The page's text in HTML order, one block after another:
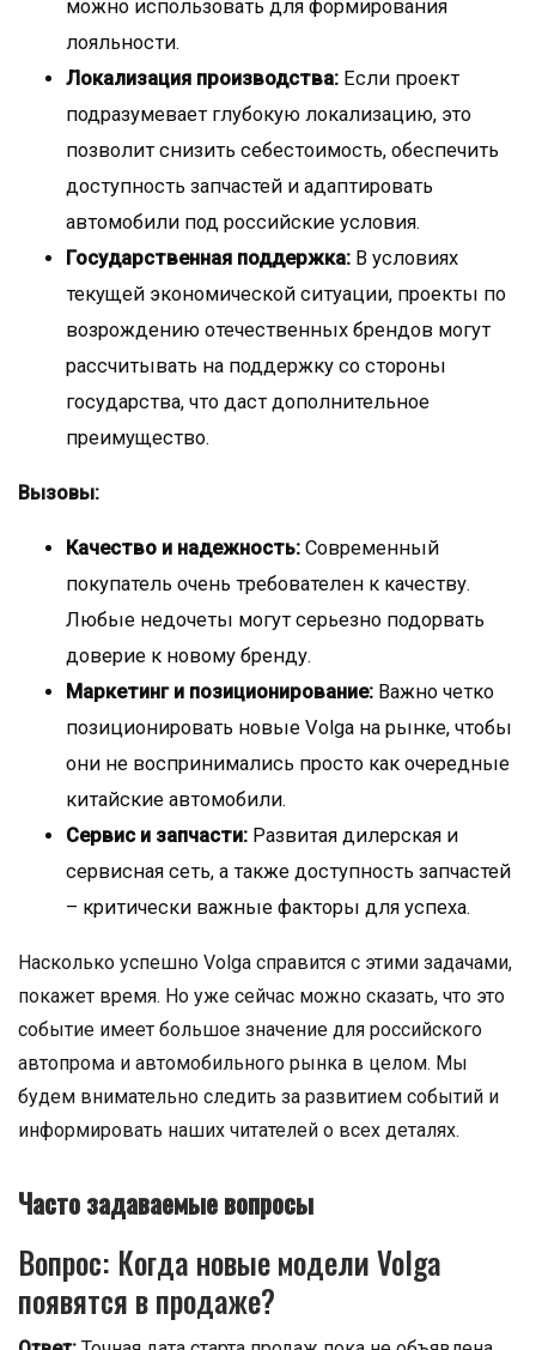
можно использовать для формирования
лояльности.
Локализация производства: Если проект
подразумевает глубокую локализацию, это
позволит снизить себестоимость, обеспечить
доступность запчастей и адаптировать
автомобили под российские условия.
Государственная поддержка: В условиях
текущей экономической ситуации, проекты по
возрождению отечественных брендов могут
рассчитывать на поддержку со стороны
государства, что даст дополнительное
преимущество.
Вызовы:
Качество и надежность: Современный
покупатель очень требователен к качеству.
Любые недочеты могут серьезно подорвать
доверие к новому бренду.
Маркетинг и позиционирование: Важно четко
позиционировать новые Volga на рынке, чтобы
они не воспринимались просто как очередные
китайские автомобили.
Сервис и запчасти: Развитая дилерская и
сервисная сеть, а также доступность запчастей
– критически важные факторы для успеха.
Насколько успешно Volga справится с этими задачами,
покажет время. Но уже сейчас можно сказать, что это
событие имеет большое значение для российского
автопрома и автомобильного рынка в целом. Мы
будем внимательно следить за развитием событий и
информировать наших читателей о всех деталях.
Часто задаваемые вопросы
Вопрос: Когда новые модели Volga
появятся в продаже?